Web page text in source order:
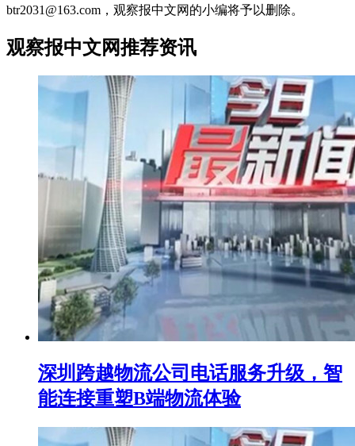
btr2031@163.com，观察报中文网的小编将予以删除。
观察报中文网推荐资讯
深圳跨越物流公司电话服务升级，智
能连接重塑B端物流体验